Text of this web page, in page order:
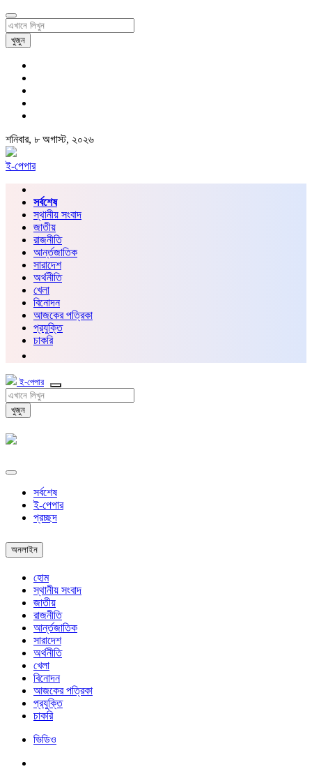
খুজুন
শনিবার, ৮ অগাস্ট, ২০২৬
ই-পেপার
সর্বশেষ
স্থানীয় সংবাদ
জাতীয়
রাজনীতি
আর্ন্তজাতিক
সারাদেশ
অর্থনীতি
খেলা
বিনোদন
আজকের পত্রিকা
প্রযুক্তি
চাকরি
ই-পেপার
খুজুন
সর্বশেষ
ই-পেপার
প্রচ্ছদ
অনলাইন
হোম
স্থানীয় সংবাদ
জাতীয়
রাজনীতি
আর্ন্তজাতিক
সারাদেশ
অর্থনীতি
খেলা
বিনোদন
আজকের পত্রিকা
প্রযুক্তি
চাকরি
ভিডিও